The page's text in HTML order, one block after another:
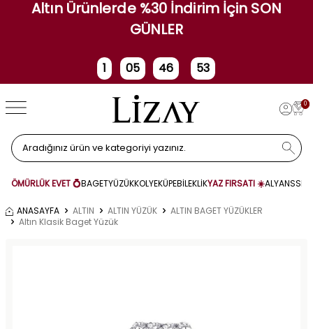
Altın Ürünlerde %30 İndirim İçin SON
GÜNLER
1
Gün
05
Saat
46 53
0
ÖMÜRLÜK EVET 💍BAGETYÜZÜKKOLYEKÜPEBİLEKLİKYAZ FIRSATI ☀️ALYANS
ANASAYFA ALTIN ALTIN YÜZÜK
ALTIN BAGET YÜZÜKLER
Altın Klasik Baget Yüzük